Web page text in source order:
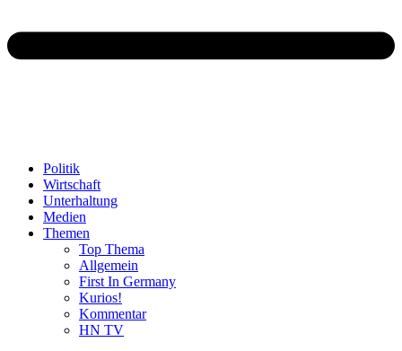
Politik
Wirtschaft
Unterhaltung
Medien
Themen
Top Thema
Allgemein
First In Germany
Kurios!
Kommentar
HN TV